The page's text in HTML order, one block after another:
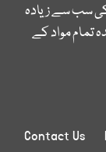
سب سے زیادہ
تمام مواد کے
Contact Us